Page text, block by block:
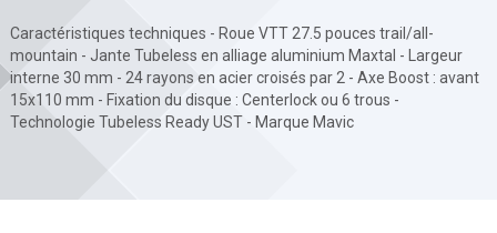
Caractéristiques techniques - Roue VTT 27.5 pouces trail/all-
mountain - Jante Tubeless en alliage aluminium Maxtal - Largeur
interne 30 mm - 24 rayons en acier croisés par 2 - Axe Boost : avant
15x110 mm - Fixation du disque : Centerlock ou 6 trous -
Technologie Tubeless Ready UST - Marque Mavic